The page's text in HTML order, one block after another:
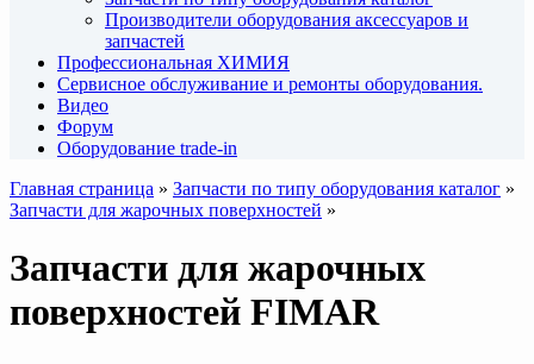
Производители оборудования аксессуаров и
запчастей
Профессиональная ХИМИЯ
Сервисное обслуживание и ремонты оборудования.
Видео
Форум
Оборудование trade-in
Главная страница » Запчасти по типу оборудования каталог »
Запчасти для жарочных поверхностей »
Запчасти для жарочных
поверхностей FIMAR